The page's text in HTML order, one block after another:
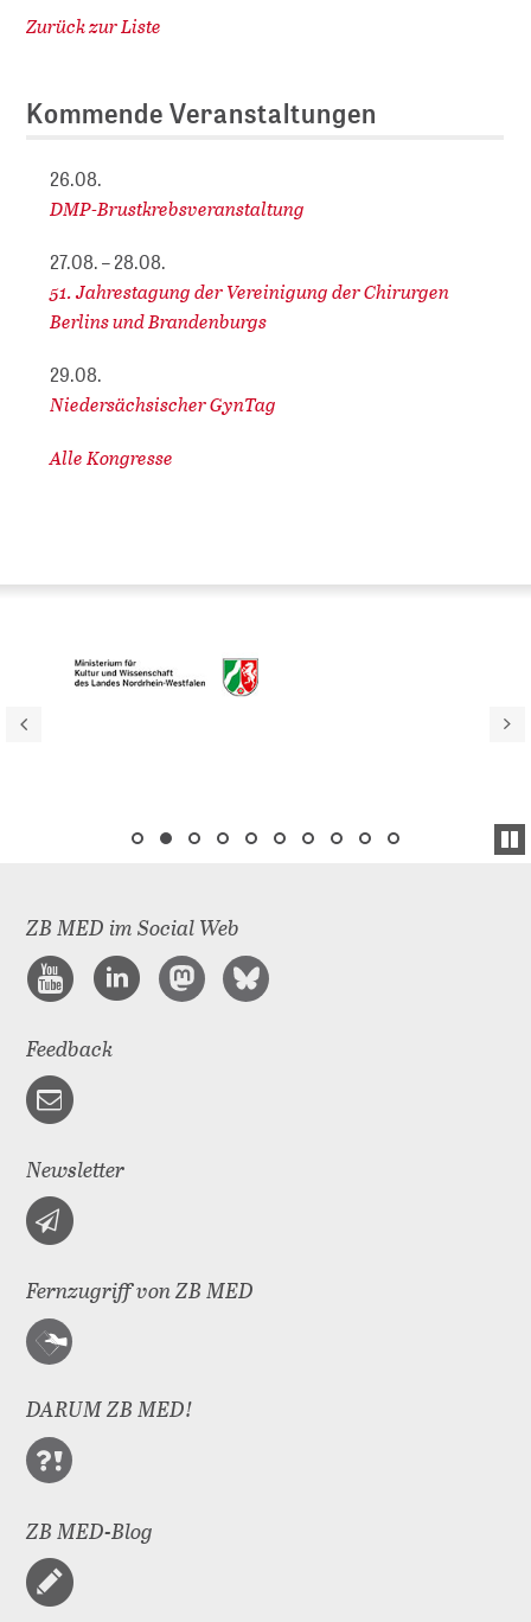
Zurück zur Liste
Kommende Veranstaltungen
26.08.
DMP-Brustkrebsveranstaltung
27.08. – 28.08.
51. Jahrestagung der Vereinigung der Chirurgen
Berlins und Brandenburgs
29.08.
Niedersächsischer GynTag
Alle Kongresse
ZB MED im Social Web
Feedback
Newsletter
Fernzugriff von ZB MED
DARUM ZB MED!
ZB MED-Blog